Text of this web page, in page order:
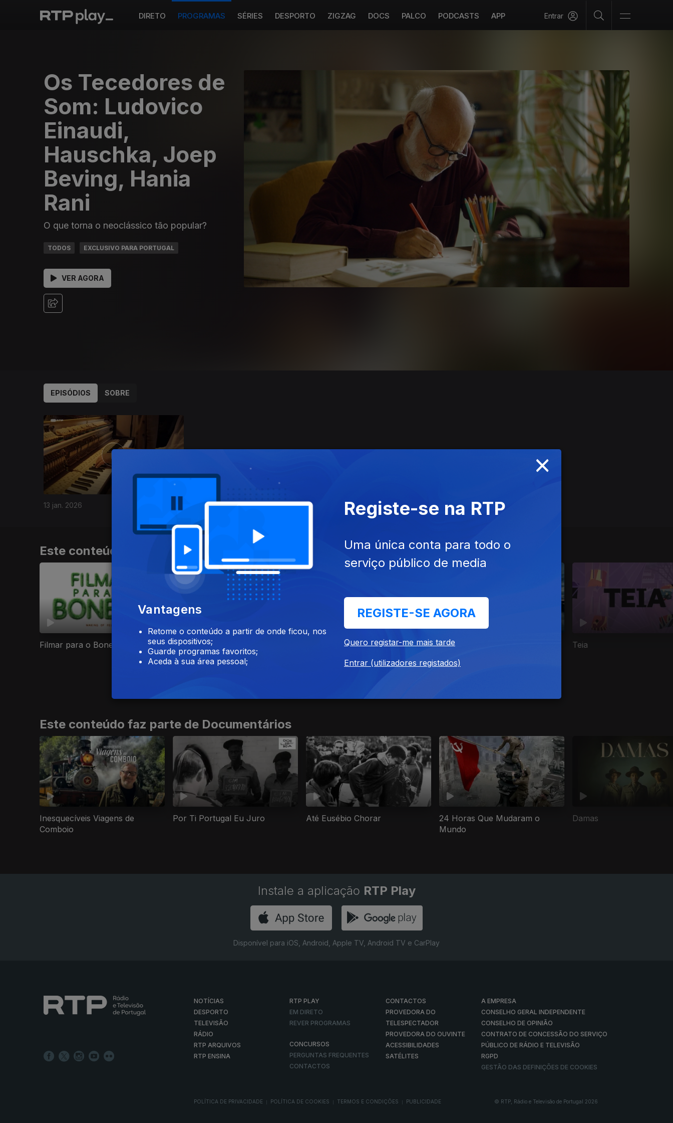
DIRETO PROGRAMAS SÉRIES DESPORTO ZIGZAG DOCS PALCO PODCASTS APP Entrar
Os Tecedores de
Som: Ludovico
Einaudi,
Hauschka, Joep
Beving, Hania
Rani
O que torna o neoclássico tão popular?
TODOS EXCLUSIVO PARA PORTUGAL
VER AGORA
EPISÓDIOS SOBRE
13 jan. 2026
901854
Este conteúdo faz parte de Documentários de Arte e Cultura
Filmar para o Boneco
1874 - O Despertar do
Impressionismo
Hieronymus Bosch - O Jardim
A Ilha dos Museus de Berlim: A
Teia
Este conteúdo faz parte de Documentários
Inesquecíveis Viagens de
Comboio
Por Ti Portugal Eu Juro Até Eusébio Chorar
24 Horas Que Mudaram o
Mundo
Damas
Instale a aplicação RTP Play
Disponível para iOS, Android, Apple TV, Android TV e CarPlay
NOTÍCIAS
DESPORTO
TELEVISÃO
RÁDIO
RTP ARQUIVOS
RTP ENSINA
RTP PLAY
EM DIRETO
REVER PROGRAMAS
CONCURSOS
PERGUNTAS FREQUENTES
CONTACTOS
CONTACTOS
PROVEDORA DO
TELESPECTADOR
PROVEDORA DO OUVINTE
ACESSIBILIDADES
SATÉLITES
A EMPRESA
CONSELHO GERAL INDEPENDENTE
CONSELHO DE OPINIÃO
CONTRATO DE CONCESSÃO DO SERVIÇO
PÚBLICO DE RÁDIO E TELEVISÃO
RGPD
GESTÃO DAS DEFINIÇÕES DE COOKIES
POLÍTICA DE PRIVACIDADE POLÍTICA DE COOKIES TERMOS E CONDIÇÕES PUBLICIDADE © RTP, Rádio e Televisão de Portugal 2026
×
Vantagens
Retome o conteúdo a partir de onde ficou, nos
seus dispositivos;
Guarde programas favoritos;
Aceda à sua área pessoal;
Registe-se na RTP
Uma única conta para todo o
serviço público de media
REGISTE-SE AGORA
Quero registar-me mais tarde
Entrar (utilizadores registados)